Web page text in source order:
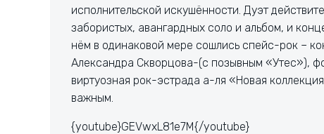
исполнительской искушённости. Дуэт
забористых, авангардных соло и альбом, и
нём в одинаковой мере сошлись спейс-рок –
Александра Скворцова-(с позывным «Утес»),
виртуозная рок-эстрада а-ля «Новая
важным.
{youtube}GEVwxL81e7M{/youtube}